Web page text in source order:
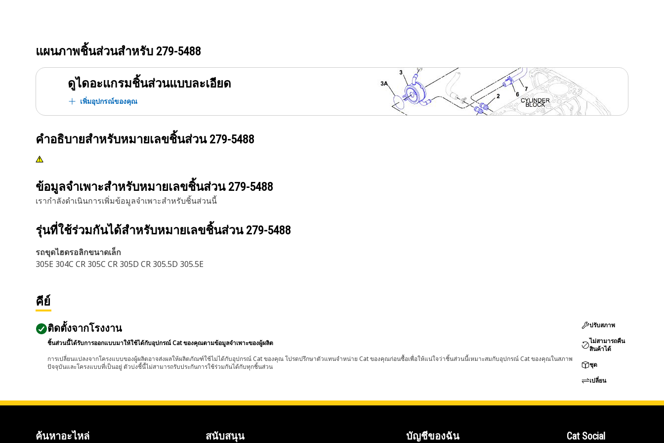
แผนภาพชิ้นส่วนสำหรับ 279-5488
ดูไดอะแกรมชิ้นส่วนแบบละเอียด
เพิ่มอุปกรณ์ของคุณ
คำอธิบายสำหรับหมายเลขชิ้นส่วน 279-5488
ข้อมูลจำเพาะสำหรับหมายเลขชิ้นส่วน 279-5488
เรากำลังดำเนินการเพิ่มข้อมูลจำเพาะสำหรับชิ้นส่วนนี้
รุ่นที่ใช้ร่วมกันได้สำหรับหมายเลขชิ้นส่วน 279-5488
รถขุดไฮดรอลิกขนาดเล็ก
305E 304C CR 305C CR 305D CR 305.5D 305.5E
คีย์
ติดตั้งจากโรงงาน
ชิ้นส่วนนี้ได้รับการออกแบบมาให้ใช้ได้กับอุปกรณ์ Cat ของคุณตามข้อมูลจำเพาะของผู้ผลิต
การเปลี่ยนแปลงจากโครงแบบของผู้ผลิตอาจส่งผลให้ผลิตภัณฑ์ใช้ไม่ได้กับอุปกรณ์ Cat ของคุณ โปรดปรึกษาตัวแทนจำหน่าย Cat ของคุณก่อนซื้อเพื่อให้แน่ใจว่าชิ้นส่วนนี้เหมาะสมกับอุปกรณ์ Cat ของคุณในสภาพ
ปัจจุบันและโครงแบบที่เป็นอยู่ ตัวบ่งชี้นี้ไม่สามารถรับประกันการใช้ร่วมกันได้กับทุกชิ้นส่วน
ปรับสภาพ
ไม่สามารถคืน
สินค้าได้
ชุด
เปลี่ยน
ค้นหาอะไหล่ สนับสนุน บัญชีของฉัน Cat Social